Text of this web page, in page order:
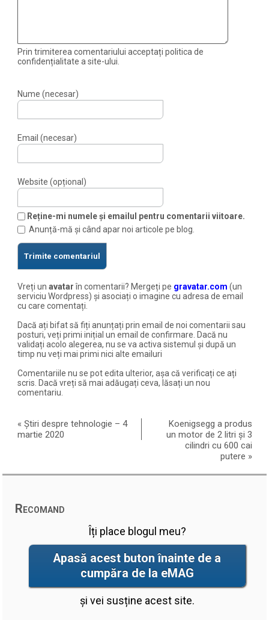
Prin trimiterea comentariului acceptați politica de
confidențialitate a site-ului.
Nume (necesar)
Email (necesar)
Website (opțional)
Reține-mi numele și emailul pentru comentarii viitoare.
Anunță-mă și când apar noi articole pe blog.
Vreți unavatarîn comentarii? Mergeți pe gravatar.com (un
serviciu Wordpress) și asociați o imagine cu adresa de email
cu care comentați.
Dacă ați bifat să fiți anunțați prin email de noi comentarii sau
posturi, veți primi inițial un email de confirmare. Dacă nu
validați acolo alegerea, nu se va activa sistemul și după un
timp nu veți mai primi nici alte emailuri
Comentariile nu se pot edita ulterior, așa că verificați ce ați
scris. Dacă vreți să mai adăugați ceva, lăsați un nou
comentariu.
«Știri despre tehnologie – 4
martie 2020
Koenigsegg a produs
un motor de 2 litri și 3
cilindri cu 600 cai
putere »
Recomand
Îți place blogul meu?
Apasă acest buton înainte de a
cumpăra de la eMAG
și vei susține acest site.